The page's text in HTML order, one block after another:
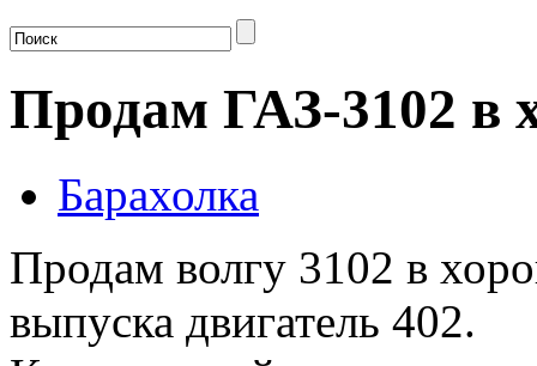
Продам ГАЗ-3102 в
Барахолка
Продам волгу 3102 в
выпуска двигатель 402.